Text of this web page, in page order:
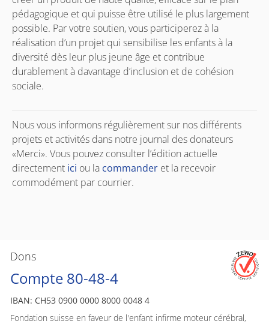
Dons
Compte 80-48-4
IBAN: CH53 0900 0000 8000 0048 4
Fondation suisse en faveur de l'enfant infirme moteur cérébral,
pédagogique et qui puisse être utilisé le plus largement
possible. Par votre soutien, vous participerez à la
réalisation d’un projet qui sensibilise les enfants à la
diversité dès leur plus jeune âge et contribue
durablement à davantage d’inclusion et de cohésion
sociale.
Nous vous informons régulièrement sur nos différents
projets et activités dans notre journal des donateurs
«Merci». Vous pouvez consulter l’édition actuelle
directement ici ou la commander et la recevoir
commodément par courrier.